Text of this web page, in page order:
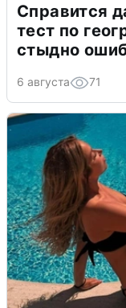
Справится
тест по
стыдно
6 августа 71